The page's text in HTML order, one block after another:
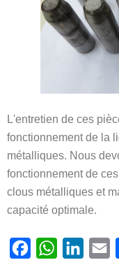
L'entretien de ces
fonctionnement de la
métalliques. Nous
fonctionnement de
clous métalliques et
capacité optimale.
FacebookWhatsApp